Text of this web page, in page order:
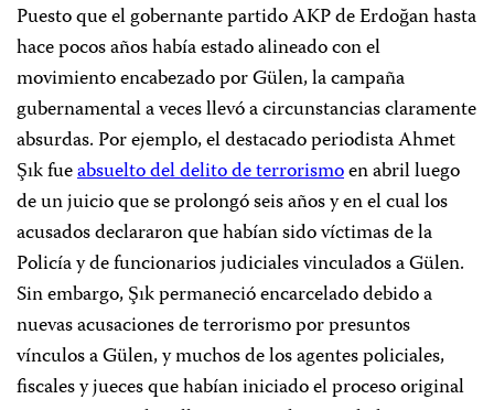
Puesto que el gobernante partido AKP de Erdoğan hasta
hace pocos años había estado alineado con el
movimiento encabezado por Gülen, la campaña
gubernamental a veces llevó a circunstancias claramente
absurdas. Por ejemplo, el destacado periodista Ahmet
Şık fueabsuelto del delito de terrorismoen abril luego
de un juicio que se prolongó seis años y en el cual los
acusados declararon que habían sido víctimas de la
Policía y de funcionarios judiciales vinculados a Gülen.
Sin embargo, Şık permaneció encarcelado debido a
nuevas acusaciones de terrorismo por presuntos
vínculosa Gülen, y muchos de los agentes policiales,
fiscales y jueces que habían iniciado el proceso original